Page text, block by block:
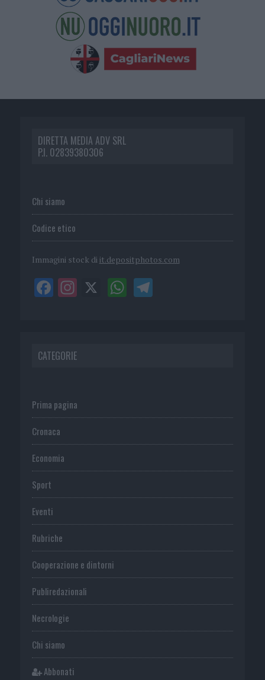
DIRETTA MEDIA ADV SRL
P.I. 02839380306
Chi siamo
Codice etico
Immagini stock di it.depositphotos.com
CATEGORIE
Prima pagina
Cronaca
Economia
Sport
Eventi
Rubriche
Cooperazione e dintorni
Publiredazionali
Necrologie
Chi siamo
Abbonati